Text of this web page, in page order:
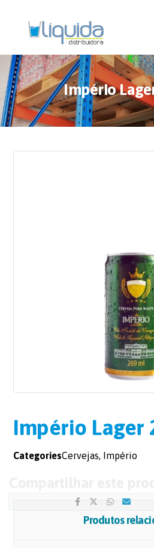
Império
Império Lager
CategoriesCervejas, Império
Produtos